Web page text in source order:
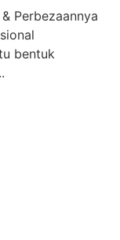
Perbezaannya
bentuk